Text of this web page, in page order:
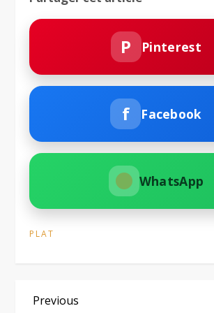
P Pinterest
f Facebook
WhatsApp
PLAT
N
Previous
Previous